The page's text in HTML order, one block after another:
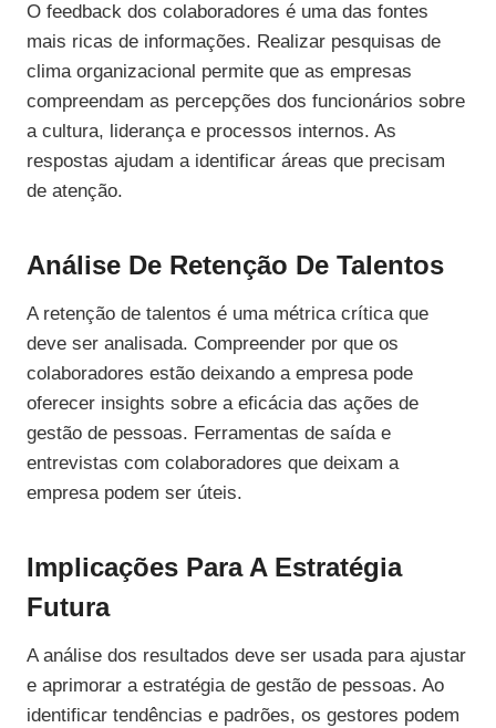
O feedback dos colaboradores é uma das fontes
mais ricas de informações. Realizar pesquisas de
clima organizacional permite que as empresas
compreendam as percepções dos funcionários sobre
a cultura, liderança e processos internos. As
respostas ajudam a identificar áreas que precisam
de atenção.
Análise De Retenção De Talentos
A retenção de talentos é uma métrica crítica que
deve ser analisada. Compreender por que os
colaboradores estão deixando a empresa pode
oferecer insights sobre a eficácia das ações de
gestão de pessoas. Ferramentas de saída e
entrevistas com colaboradores que deixam a
empresa podem ser úteis.
Implicações Para A Estratégia
Futura
A análise dos resultados deve ser usada para ajustar
e aprimorar a estratégia de gestão de pessoas. Ao
identificar tendências e padrões, os gestores podem